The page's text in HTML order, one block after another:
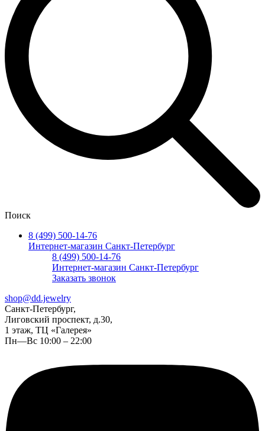
Поиск
8 (499) 500-14-76
Интернет-магазин Санкт-Петербург
8 (499) 500-14-76
Интернет-магазин Санкт-Петербург
Заказать звонок
shop@dd.jewelry
Санкт-Петербург,
Лиговский проспект, д.30,
1 этаж, ТЦ «Галерея»
Пн—Вс 10:00 – 22:00